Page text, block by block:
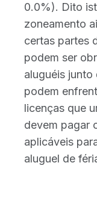
0.0%). Dito
zoneamento
certas partes
podem ser
aluguéis
podem
licenças que
devem pagar
aplicáveis
aluguel de